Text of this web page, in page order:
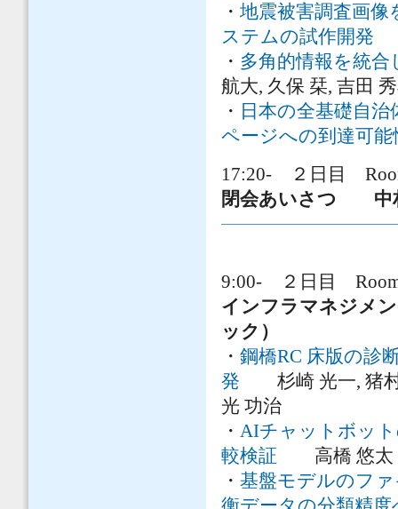
・ 地震被害調査画
ステムの試作開発
・ 多角的情報を統合
航大, 久保 栞, 吉田
・ 日本の全基礎自
ページへの到達可能
17:20- ２日目
閉会あいさつ 中
9:00- ２日目
インフラマネジメ
ック）
・ 鋼橋RC 床版の診
発 杉崎 光一, 猪村
光 功治
・ AIチャットボッ
較検証 高橋 悠太
・ 基盤モデルのフ